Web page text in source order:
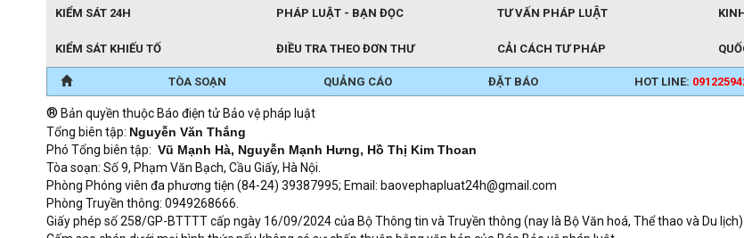
KIỂM SÁT 24H PHÁP LUẬT - BẠN ĐỌC TƯ VẤN PHÁP LUẬT
KIỂM SÁT KHIẾU TỐ ĐIỀU TRA THEO ĐƠN THƯ CẢI CÁCH TƯ PHÁP
TÒA SOẠN QUẢNG CÁO ĐẶT BÁO HOT LINE:
® Bản quyền thuộc Báo điện tử Bảo vệ pháp luật
Tổng biên tập: Nguyễn Văn Thắng
Phó Tổng biên tập: Vũ Mạnh Hà, Nguyễn Mạnh Hưng, Hồ Thị Kim Thoan
Tòa soạn: Số 9, Phạm Văn Bạch, Cầu Giấy, Hà Nội.
Phòng Phóng viên đa phương tiện (84-24) 39387995; Email: baovephapluat24h@gmail.com
Phòng Truyền thông: 0949268666.
Giấy phép số 258/GP-BTTTT cấp ngày 16/09/2024 của Bộ Thông tin và Truyền thông (nay là Bộ Văn hoá, Thể thao và Du lịch).